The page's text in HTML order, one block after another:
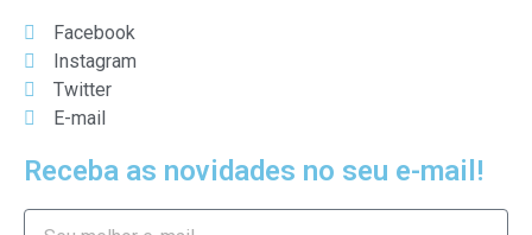
Facebook
Instagram
Twitter
E-mail
Receba as novidades no seu e-mail!